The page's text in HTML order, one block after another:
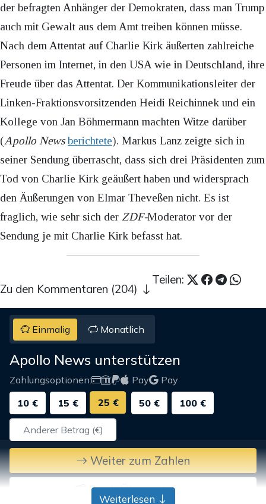
der befragten Anhänger der Demokraten, dass man Trump
auch mit Gewalt aus dem Amt treiben können müsse.
Nach dem Attentat auf Charlie Kirk äußerten zahlreiche
Personen im Internet, in den USA wie in Deutschland, ihre
Freude über das Attentat. Der Kommunikationsleiter der
Linken-Fraktionsvorsitzenden Heidi Reichinnek und ein
Kollege von Jan Böhmermann machten Witze darüber
(Apollo News berichtete). Markus Lanz zeigte sich in
seiner Sendung überrascht, dass sich drei Präsidenten zum
Tod von Charlie Kirk geäußert haben und widersprach
den Äußerungen von Elmar Theveßen nicht. Es ist
fraglich, wie sehr sich der ZDF-Moderator vor der
Sendung je mit Charlie Kirk befasst hat.
Teilen:
Zu den Kommentaren (204)
Einmalig Monatlich
Apollo News unterstützen
Zahlungsoptionen: Pay
Pay
10 €
15 € 25 € 50 € 100 €
Weiter zum Zahlen
Bank-Überweisung
Weiterlesen